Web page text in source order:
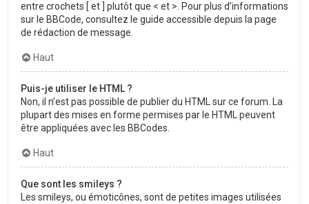
entre crochets [ et ] plutôt que < et >. Pour plus d’informations
sur le BBCode, consultez le guide accessible depuis la page
de rédaction de message.
Haut
Puis-je utiliser le HTML ?
Non, il n’est pas possible de publier du HTML sur ce forum. La
plupart des mises en forme permises par le HTML peuvent
être appliquées avec les BBCodes.
Haut
Que sont les smileys ?
Les smileys, ou émoticônes, sont de petites images utilisées